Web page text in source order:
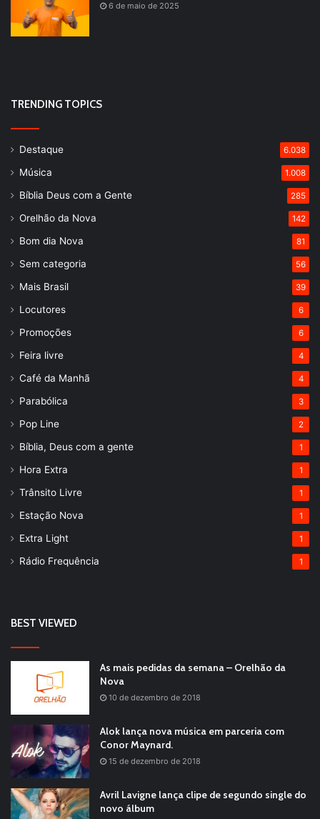
6 de maio de 2025
TRENDING TOPICS
Destaque 6.038
Música 1.008
Bíblia Deus com a Gente 285
Orelhão da Nova 142
Bom dia Nova 81
Sem categoria 56
Mais Brasil 39
Locutores 6
Promoções 6
Feira livre 4
Café da Manhã 4
Parabólica 3
Pop Line 2
Bíblia, Deus com a gente 1
Hora Extra 1
Trânsito Livre 1
Estação Nova 1
Extra Light 1
Rádio Frequência 1
BEST VIEWED
As mais pedidas da semana – Orelhão da
Nova
10 de dezembro de 2018
Alok lança nova música em parceria com
Conor Maynard.
15 de dezembro de 2018
Avril Lavigne lança clipe de segundo single do
novo álbum